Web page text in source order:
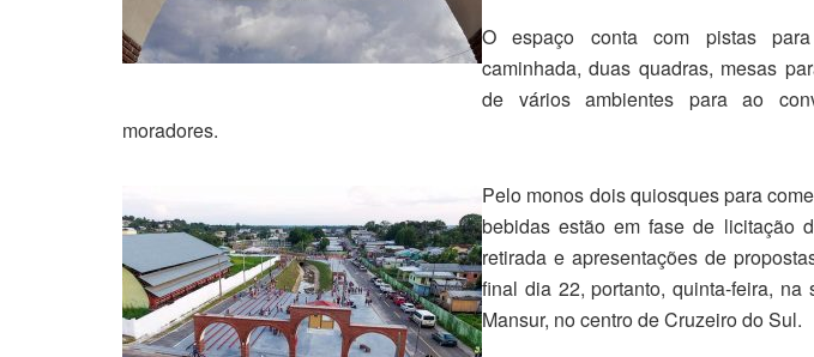
O espaço conta com pistas
caminhada, duas quadras, mesas
de vários ambientes para ao
moradores.
Pelo monos dois quiosques para
bebidas estão em fase de licitação
retirada e apresentações de
final dia 22, portanto, quinta-feira, na
Mansur, no centro de Cruzeiro do Sul.